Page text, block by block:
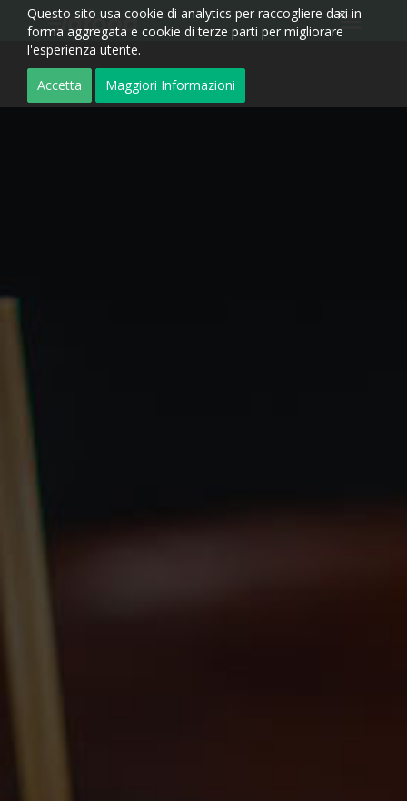
Questo sito usa cookie di analytics per raccogliere dati in
forma aggregata e cookie di terze parti per migliorare
l'esperienza utente.
Accetta Maggiori Informazioni